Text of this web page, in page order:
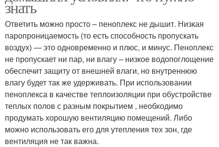
знать
Ответить можно просто – пеноплекс не дышит. Низкая
паропроницаемость (то есть способность пропускать
воздух) — это одновременно и плюс, и минус. Пеноплекс
не пропускает ни пар, ни влагу – низкое водопоглощение
обеспечит защиту от внешней влаги, но внутреннюю
влагу будет так же удерживать. При использовании
пеноплекса в качестве теплоизоляции при обустройстве
теплых полов с разным покрытием , необходимо
продумать хорошую вентиляцию помещений. Либо
можно использовать его для утепления тех зон, где
вентиляция не так важна.